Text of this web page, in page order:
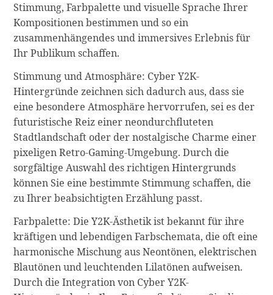
Stimmung, Farbpalette und visuelle Sprache Ihrer
Kompositionen bestimmen und so ein
zusammenhängendes und immersives Erlebnis für
Ihr Publikum schaffen.
Stimmung und Atmosphäre: Cyber Y2K-
Hintergründe zeichnen sich dadurch aus, dass sie
eine besondere Atmosphäre hervorrufen, sei es der
futuristische Reiz einer neondurchfluteten
Stadtlandschaft oder der nostalgische Charme einer
pixeligen Retro-Gaming-Umgebung. Durch die
sorgfältige Auswahl des richtigen Hintergrunds
können Sie eine bestimmte Stimmung schaffen, die
zu Ihrer beabsichtigten Erzählung passt.
Farbpalette: Die Y2K-Ästhetik ist bekannt für ihre
kräftigen und lebendigen Farbschemata, die oft eine
harmonische Mischung aus Neontönen, elektrischen
Blautönen und leuchtenden Lilatönen aufweisen.
Durch die Integration von Cyber Y2K-